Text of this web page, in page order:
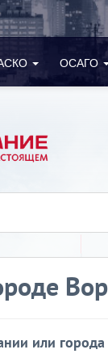
ОСАГО
или города